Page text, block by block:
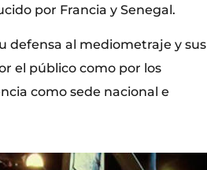
por Francia y Senegal.
defensa al mediometraje y sus
el público como por los
como sede nacional e